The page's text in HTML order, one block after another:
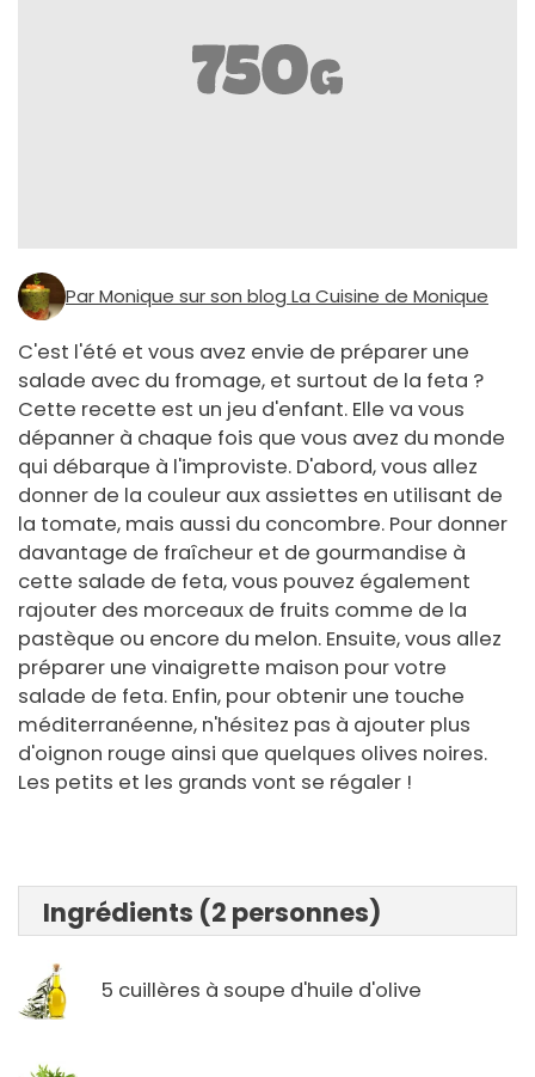
Par Monique sur son blog La Cuisine de Monique
C'est l'été et vous avez envie de préparer une
salade avec du fromage, et surtout de la feta ?
Cette recette est un jeu d'enfant. Elle va vous
dépanner à chaque fois que vous avez du monde
qui débarque à l'improviste. D'abord, vous allez
donner de la couleur aux assiettes en utilisant de
la tomate, mais aussi du concombre. Pour donner
davantage de fraîcheur et de gourmandise à
cette salade de feta, vous pouvez également
rajouter des morceaux de fruits comme de la
pastèque ou encore du melon. Ensuite, vous allez
préparer une vinaigrette maison pour votre
salade de feta. Enfin, pour obtenir une touche
méditerranéenne, n'hésitez pas à ajouter plus
d'oignon rouge ainsi que quelques olives noires.
Les petits et les grands vont se régaler !
Ingrédients (2 personnes)
5 cuillères à soupe d'huile d'olive